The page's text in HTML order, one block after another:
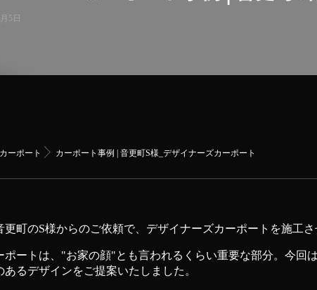
5日
カーポート カーポート事例 | 音更町S様_デザイナーズカーポート
更町のS様からのご依頼で、デザイナーズカーポートを施工さ
ポートは、"お家の顔"とも言われるくらい重要な部分。今回
あるデザインをご提案いたしました。